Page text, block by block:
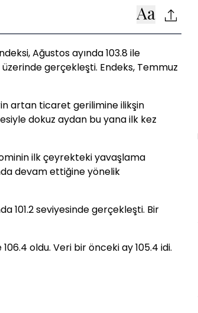
Ağustos ayında 103.8 ile
gerçekleşti. Endeks, Temmuz
artan ticaret gerilimine ilikşin
dokuz aydan bu yana ilk kez
ilk çeyrekteki yavaşlama
devam ettiğine yönelik
101.2 seviyesinde gerçekleşti. Bir
oldu. Veri bir önceki ay 105.4 idi.